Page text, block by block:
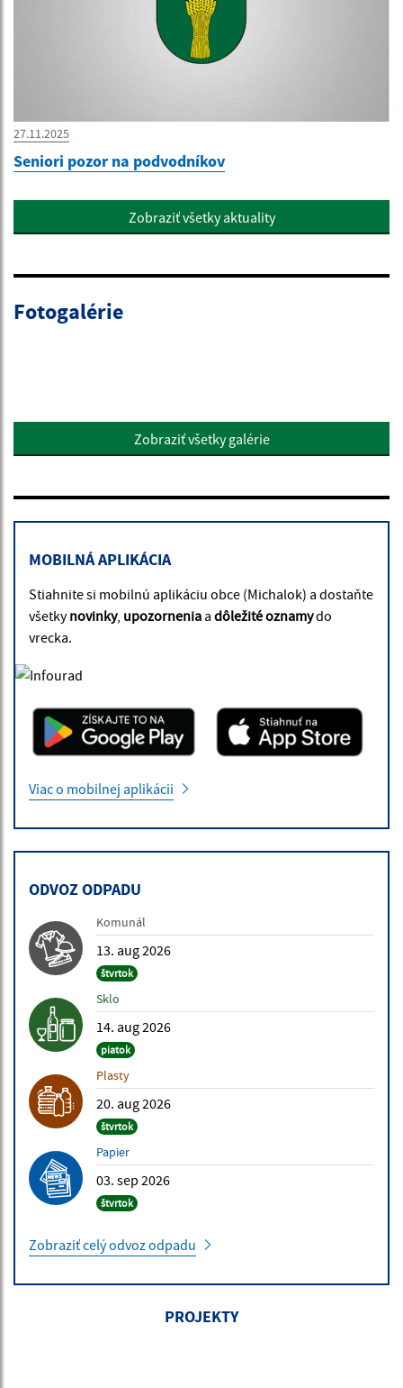
27.11.2025
Seniori pozor na podvodníkov
Zobraziť všetky aktuality
Fotogalérie
Zobraziť všetky galérie
MOBILNÁ APLIKÁCIA
Stiahnite si mobilnú aplikáciu obce (Michalok) a dostaňte
všetkynovinky, upozornenia a dôležité oznamydo
vrecka.
Viac o mobilnej aplikácii
ODVOZ ODPADU
Komunál
13. aug 2026
štvrtok
Sklo
14. aug 2026
piatok
Plasty
20. aug 2026
štvrtok
Papier
03. sep 2026
štvrtok
Zobraziť celý odvoz odpadu
PROJEKTY